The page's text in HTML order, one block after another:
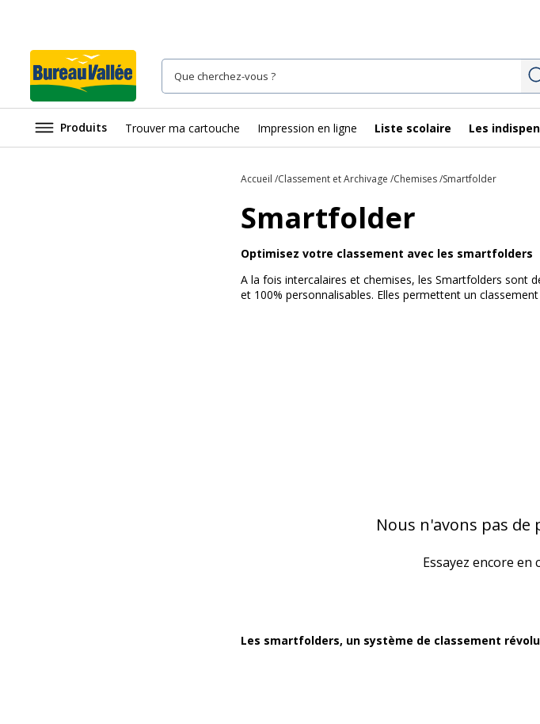
Produits Trouver ma cartouche Impression en ligne Liste scolaire Les
Accueil Classement et Archivage Chemises Smartfolder
Smartfolder
Optimisez votre classement avec les smartfolders
A la fois intercalaires et chemises, les Smartfolders sont
et 100% personnalisables. Elles permettent un
Nous n'avons pas
Essayez encore
Les smartfolders, un système de classement